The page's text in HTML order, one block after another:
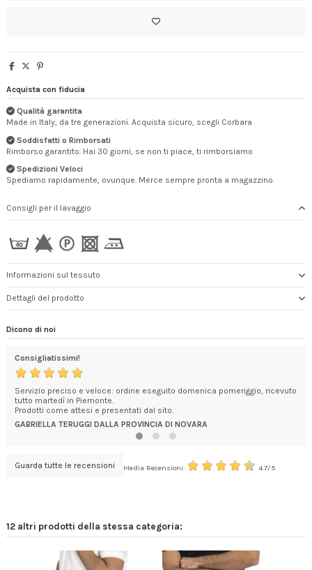
Acquista con fiducia
Qualità garantita
Made in Italy, da tre generazioni. Acquista sicuro, scegli Corbara
Soddisfatti o Rimborsati
Rimborso garantito. Hai 30 giorni, se non ti piace, ti rimborsiamo
Spedizioni Veloci
Spediamo rapidamente, ovunque. Merce sempre pronta a magazzino.
Consigli per il lavaggio
Informazioni sul tessuto
Dettagli del prodotto
Dicono di noi
Consigliatissimi!
Servizio preciso e veloce: ordine eseguito domenica pomeriggio, ricevuto
tutto martedì in Piemonte.
Prodotti come attesi e presentati dal sito.
GABRIELLA TERUGGI DALLA PROVINCIA DI NOVARA
Guarda tutte le recensioni Media Recensioni: 4.7/5
12 altri prodotti della stessa categoria: